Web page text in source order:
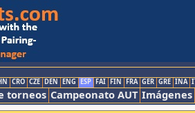
CRO CZE DEN ENG ESP FAI FIN FRA GER GRE INA
torneos Campeonato AUT Imágenes